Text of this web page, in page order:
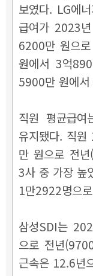
보였다. LG에
급여가 2023
6200만 원으
원에서 3억
5900만 원에
직원 평균급여
유지됐다. 직
만 원으로 전
3사 중 가장 높
1만2922명으
삼성SDI는
으로 전년
근속은 12.6년